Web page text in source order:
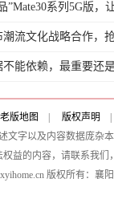
”Mate30系列5G版，
流文化战略合作，
能依赖，最重要还
老版地图 版权声明
文字以及内容数据庞杂
益的内容，请联系我们
版权所有：襄